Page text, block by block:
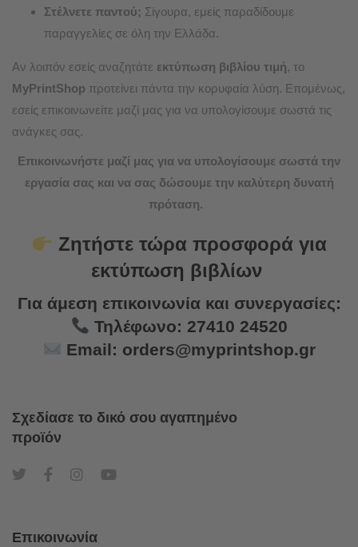
Στέλνετε παντού; Σίγουρα, εμείς παραδίδουμε
παραγγελίες σε όλη την Ελλάδα.
Αν λοιπόν εσείς αναζητάτε εκτύπωση βιβλίου τιμή, το
MyPrintShop προτείνει πάντα την κορυφαία λύση. Επομένως,
εσείς επικοινωνείτε μαζί μας για να υπολογίσουμε σωστά τις
ανάγκες σας.
Επικοινωνήστε μαζί μας για να υπολογίσουμε σωστά την
εργασία σας και να σας δώσουμε την καλύτερη δυνατή
πρόταση.
Ζητήστε τώρα προσφορά για
εκτύπωση βιβλίων
Για άμεση επικοινωνία και συνεργασίες:
Τηλέφωνο: 27410 24520
Email: orders@myprintshop.gr
Σχεδίασε το δικό σου αγαπημένο
προϊόν
Επικοινωνία